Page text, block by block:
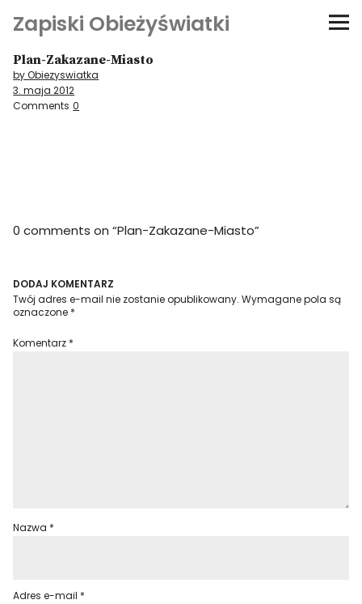
Zapiski Obieżyświatki
Podróże
Kultura i sztuka
Niezwyczajne ściany
Dom na kółkach
Plan-Zakazane-Miasto
by Obiezyswiatka
3. maja 2012
Comments 0
0 comments on “Plan-Zakazane-Miasto”
DODAJ KOMENTARZ
Twój adres e-mail nie zostanie opublikowany. Wymagane pola są
oznaczone *
Komentarz *
Nazwa *
Adres e-mail *